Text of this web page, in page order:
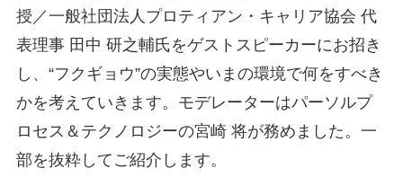
授／一般社団法人プロティアン・キャリア協会 代
表理事 田中 研之輔氏をゲストスピーカーにお招き
し、“フクギョウ”の実態やいまの環境で何をすべき
かを考えていきます。モデレーターはパーソルプ
ロセス＆テクノロジーの宮崎 将が務めました。一
部を抜粋してご紹介します。